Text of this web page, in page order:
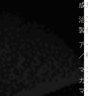
成
治
製
ア
／
マ
カ
マ